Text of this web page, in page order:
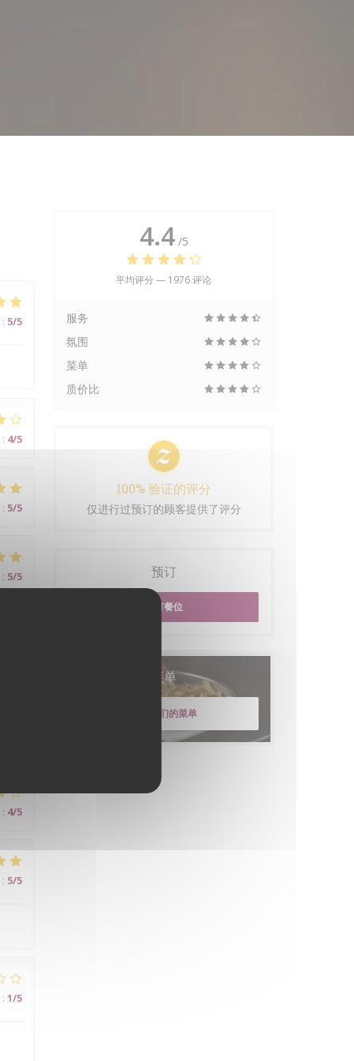
: 5/5
: 4/5
: 5/5
: 5/5
: 4/5
: 5/5
: 1/5
4.4 /5
平均评分 — 1976 评论
服务
氛围
菜单
质价比
100% 验证的评分
仅进行过预订的顾客提供了评分
预订
预订餐位
菜单
发现我们的菜单